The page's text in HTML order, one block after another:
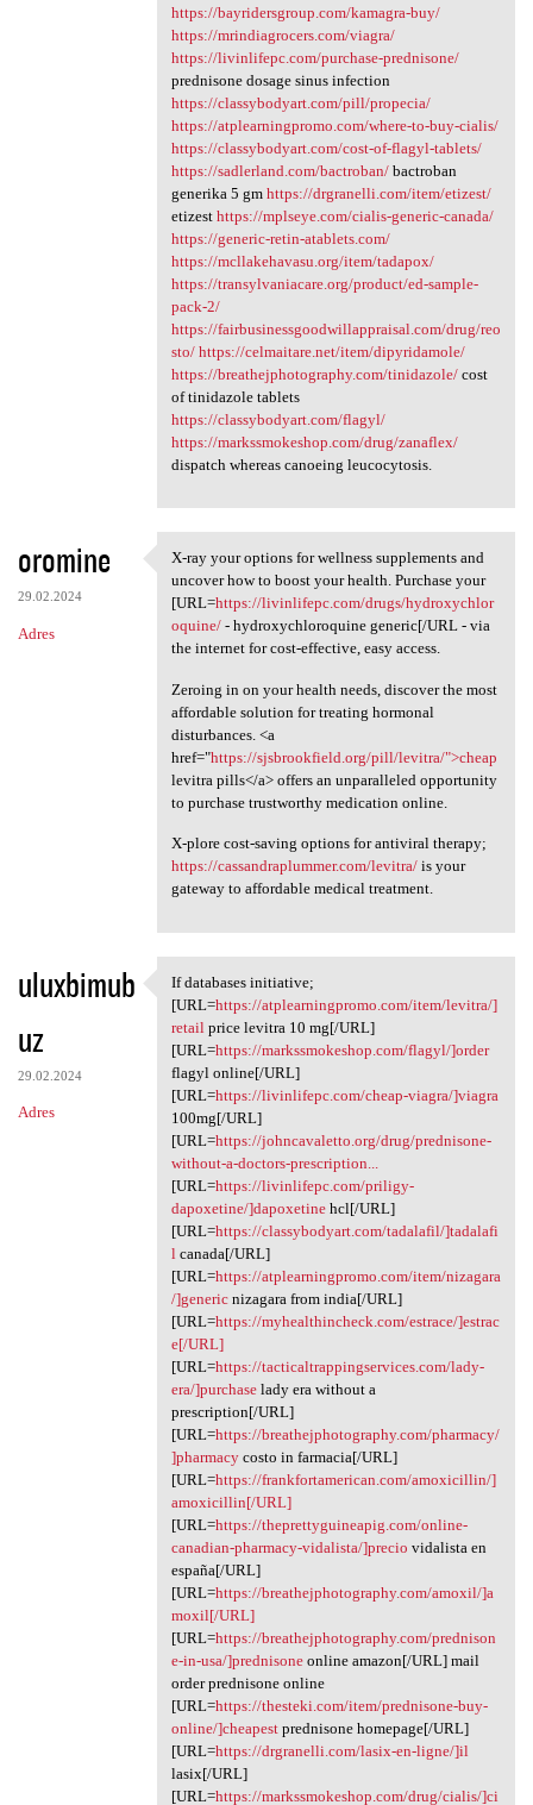
https://bayridersgroup.com/kamagra-buy/
https://mrindiagrocers.com/viagra/
https://livinlifepc.com/purchase-prednisone/
prednisone dosage sinus infection
https://classybodyart.com/pill/propecia/
https://atplearningpromo.com/where-to-buy-cialis/
https://classybodyart.com/cost-of-flagyl-tablets/
https://sadlerland.com/bactroban/bactroban
generika 5 gm https://drgranelli.com/item/etizest/
etizest https://mplseye.com/cialis-generic-canada/
https://generic-retin-atablets.com/
https://mcllakehavasu.org/item/tadapox/
https://transylvaniacare.org/product/ed-sample-
pack-2/
https://fairbusinessgoodwillappraisal.com/drug/reo
sto/ https://celmaitare.net/item/dipyridamole/
https://breathejphotography.com/tinidazole/cost
of tinidazole tablets
https://classybodyart.com/flagyl/
https://markssmokeshop.com/drug/zanaflex/
dispatch whereas canoeing leucocytosis.
oromine
29.02.2024
Adres
X-ray your options for
X-ray your options for wellness supplements and
uncover how to boost your health. Purchase your
[URL=https://livinlifepc.com/drugs/hydroxychlor
oquine/- hydroxychloroquine generic[/URL - via
the internet for cost-effective, easy access.
Zeroing in on your health needs, discover the most
affordable solution for treating hormonal
disturbances. <a
href="https://sjsbrookfield.org/pill/levitra/">cheap
levitra pills</a> offers an unparalleled opportunity
to purchase trustworthy medication online.
X-plore cost-saving options for antiviral therapy;
https://cassandraplummer.com/levitra/is your
gateway to affordable medical treatment.
uluxbimub
uz
29.02.2024
Adres
If databases initiative; [URL
If databases initiative;
[URL=https://atplearningpromo.com/item/levitra/]
retailprice levitra 10 mg[/URL]
[URL=https://markssmokeshop.com/flagyl/]order
flagyl online[/URL]
[URL=https://livinlifepc.com/cheap-viagra/]viagra
100mg[/URL]
[URL=https://johncavaletto.org/drug/prednisone-
without-a-doctors-prescription...
[URL=https://livinlifepc.com/priligy-
dapoxetine/]dapoxetinehcl[/URL]
[URL=https://classybodyart.com/tadalafil/]tadalafi
lcanada[/URL]
[URL=https://atplearningpromo.com/item/nizagara
/]genericnizagara from india[/URL]
[URL=https://myhealthincheck.com/estrace/]estrac
e[/URL]
[URL=https://tacticaltrappingservices.com/lady-
era/]purchaselady era without a
prescription[/URL]
[URL=https://breathejphotography.com/pharmacy/
]pharmacycosto in farmacia[/URL]
[URL=https://frankfortamerican.com/amoxicillin/]
amoxicillin[/URL]
[URL=https://theprettyguineapig.com/online-
canadian-pharmacy-vidalista/]precio vidalista en
españa[/URL]
[URL=https://breathejphotography.com/amoxil/]a
moxil[/URL]
[URL=https://breathejphotography.com/prednison
e-in-usa/]prednisoneonline amazon[/URL] mail
order prednisone online
[URL=https://thesteki.com/item/prednisone-buy-
online/]cheapestprednisone homepage[/URL]
[URL=https://drgranelli.com/lasix-en-ligne/]il
lasix[/URL]
[URL=https://markssmokeshop.com/drug/cialis/]ci